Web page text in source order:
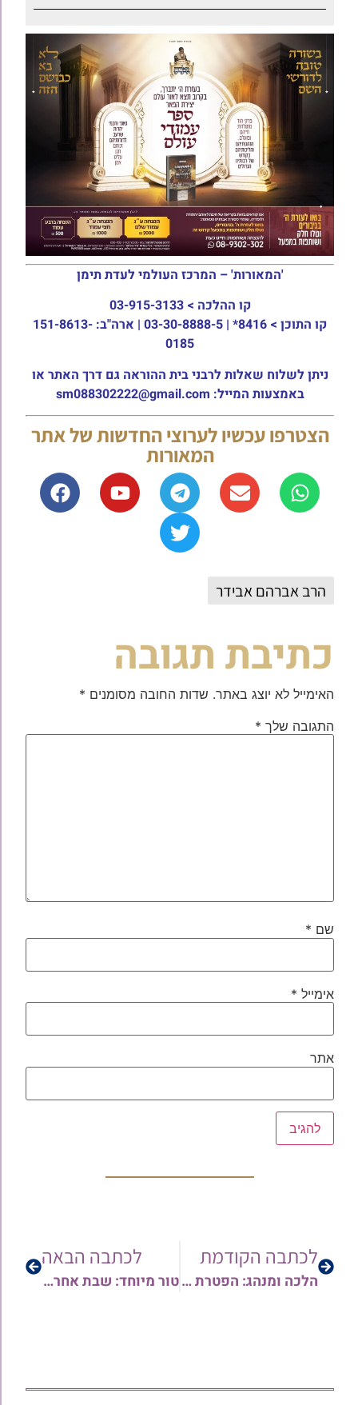
'המאורות' – המרכז העולמי לעדת תימן
קו ההלכה > 03-915-3133
קו התוכן >
8416* | 03-30-8888-5 | ארה"ב: 151-8613-
0185
ניתן לשלוח שאלות לרבני בית ההוראה גם דרך האתר או
באמצעות המייל: sm088302222@gmail.com
הצטרפו עכשיו לערוצי החדשות של אתר
המאורות
הרב אברהם אבידר
כתיבת תגובה
האימייל לא יוצג באתר. שדות החובה מסומנים *
התגובה שלך *
שם *
אימייל *
אתר
לכתבה הקודמת
הלכה ומנהג: הפטרת ערב ראש חודש אלול | הרב ארז רמתי
לכתבה הבאה
טור מיוחד: שבת אחרונה של בין הזמנים – מתנה לכבוד חודש אלול | אסף זכריה